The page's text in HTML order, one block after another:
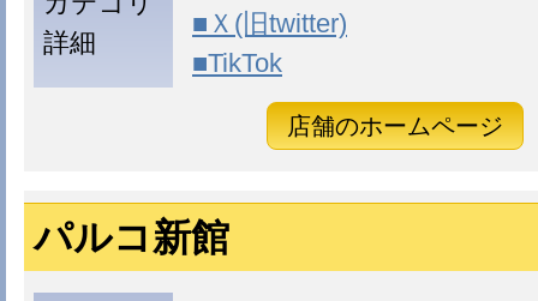
詳細
■Ｘ(旧twitter)
■TikTok
店舗のホームページ
パルコ新館